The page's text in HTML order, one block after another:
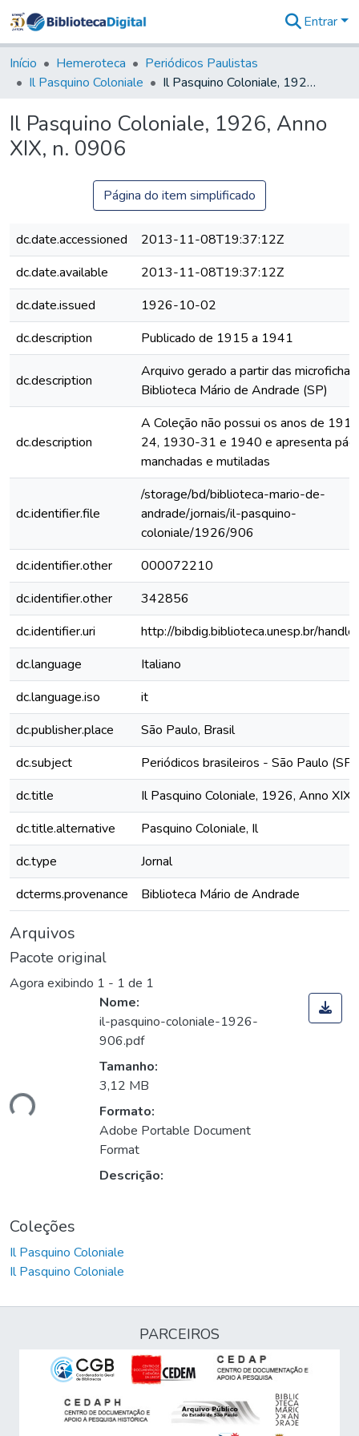
&
Coleções
Tudo na
Digital
Entrar
Início Hemeroteca
Periódicos Paulistas
Il Pasquino Coloniale
Il Pasquino Coloniale, 1926, Anno XIX, n. 0906
Il Pasquino Coloniale, 1926, Anno
XIX, n. 0906
Página do item simplificado
dc.date.accessioned
2013-11-08T19:37:12Z
dc.date.available
2013-11-08T19:37:12Z
dc.date.issued
1926-10-02
dc.description
Publicado de 1915 a 1941
dc.description
Arquivo gerado a partir das
Biblioteca Mário de Andrade (SP)
dc.description
A Coleção não possui os anos de
24, 1930-31 e 1940 e apresenta
manchadas e mutiladas
dc.identifier.file
/storage/bd/biblioteca-mario-de-
andrade/jornais/il-pasquino-
coloniale/1926/906
dc.identifier.other
000072210
dc.identifier.other
342856
dc.identifier.uri
http://bibdig.biblioteca.unesp.br/
dc.language
Italiano
dc.language.iso
it
dc.publisher.place
São Paulo, Brasil
dc.subject
Periódicos brasileiros - São Paulo (SP)
dc.title
Il Pasquino Coloniale, 1926, Anno
dc.title.alternative
Pasquino Coloniale, Il
dc.type
Jornal
dcterms.provenance
Biblioteca Mário de Andrade
Arquivos
Pacote original
Agora exibindo 1 - 1 de 1
Nome:
il-pasquino-coloniale-1926-
906.pdf
Tamanho:
3,12 MB
Formato:
Adobe Portable Document
Format
Descrição:
Coleções
Il Pasquino Coloniale
Il Pasquino Coloniale
PARCEIROS